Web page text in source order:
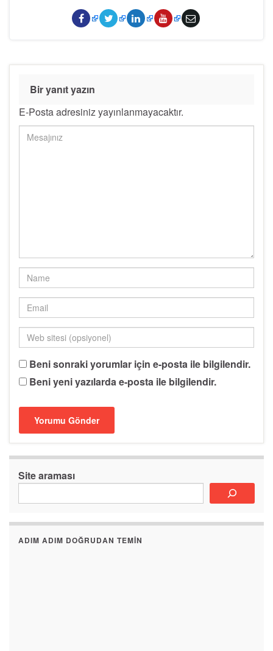
Bir yanıt yazın
E-Posta adresiniz yayınlanmayacaktır.
Beni sonraki yorumlar için e-posta ile bilgilendir.
Beni yeni yazılarda e-posta ile bilgilendir.
Site araması
ADIM ADIM DOĞRUDAN TEMIN